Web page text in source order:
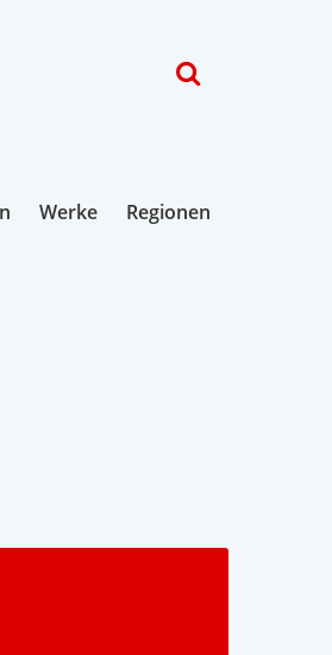
Werke Regionen